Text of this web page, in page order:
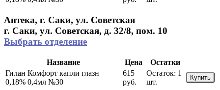
Аптека, г. Саки, ул. Советская
г. Саки, ул. Советская, д. 32/8, пом. 10
Выбрать отделение
Название Цена
Остатки
Гилан Комфорт капли глазн
0,18% 0,4мл №30
615
руб.
Остаток: 1
шт.
Купить